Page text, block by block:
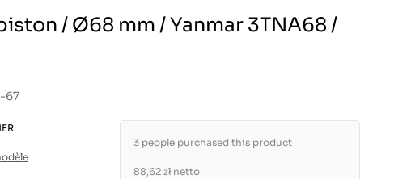
/ Ø68 mm / Yanmar 3TNA68 /
67
3 people purchased this product
88,62 zł netto